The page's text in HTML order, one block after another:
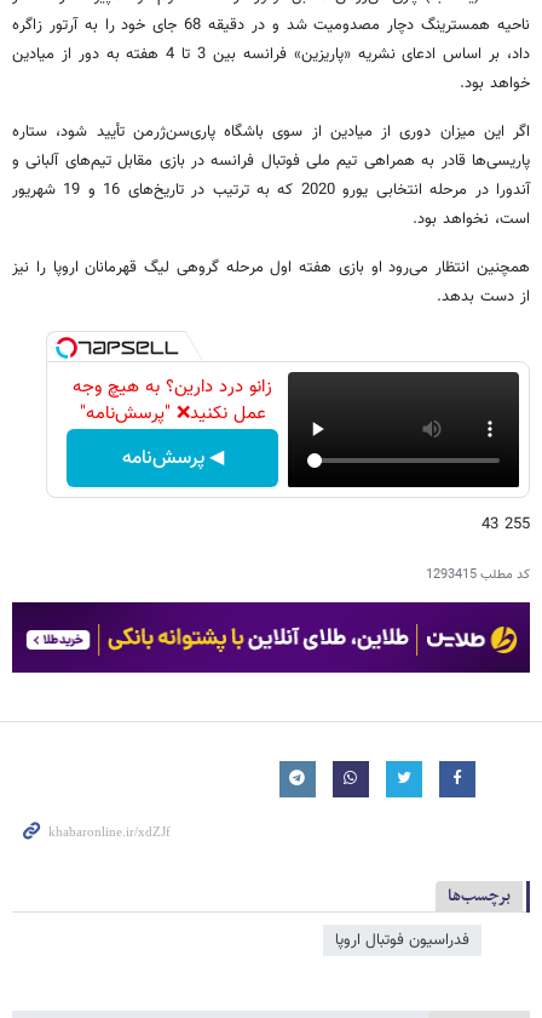
ناحیه همسترینگ دچار مصدومیت شد و در دقیقه 68 جای خود را به آرتور زاگره
داد، بر اساس ادعای نشریه «پاریزین» فرانسه بین 3 تا 4 هفته به دور از میادین
خواهد بود.
اگر این میزان دوری از میادین از سوی باشگاه پاری‌سن‌ژرمن تأیید شود، ستاره
پاریسی‌ها قادر به همراهی تیم ملی فوتبال فرانسه در بازی‌ مقابل تیم‌های آلبانی و
آندورا در مرحله انتخابی یورو 2020 که به ترتیب در تاریخ‌های 16 و 19 شهریور
است، نخواهد بود.
همچنین انتظار می‌رود او بازی هفته اول مرحله گروهی لیگ قهرمانان اروپا را نیز
از دست بدهد.
زانو درد دارین؟ به هیچ وجه
عمل نکنید❌ "پرسش‌نامه"
◀ پرسش‌نامه
255 43
کد مطلب1293415
برچسب‌ها
فدراسیون فوتبال اروپا